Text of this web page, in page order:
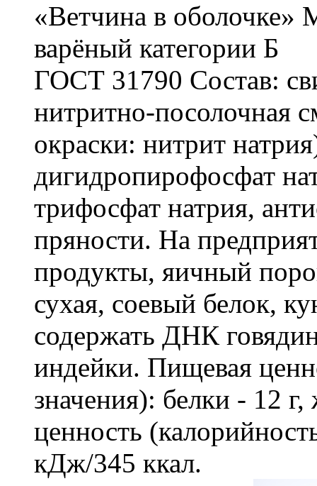
«Ветчина в оболочке»
варёный категории Б
ГОСТ 31790 Состав:
нитритно-посолочная
окраски: нитрит
дигидропирофосфат
трифосфат натрия,
пряности. На
продукты, яичный
сухая, соевый белок,
содержать ДНК
индейки. Пищевая
значения): белки - 12
ценность
кДж/345 ккал.